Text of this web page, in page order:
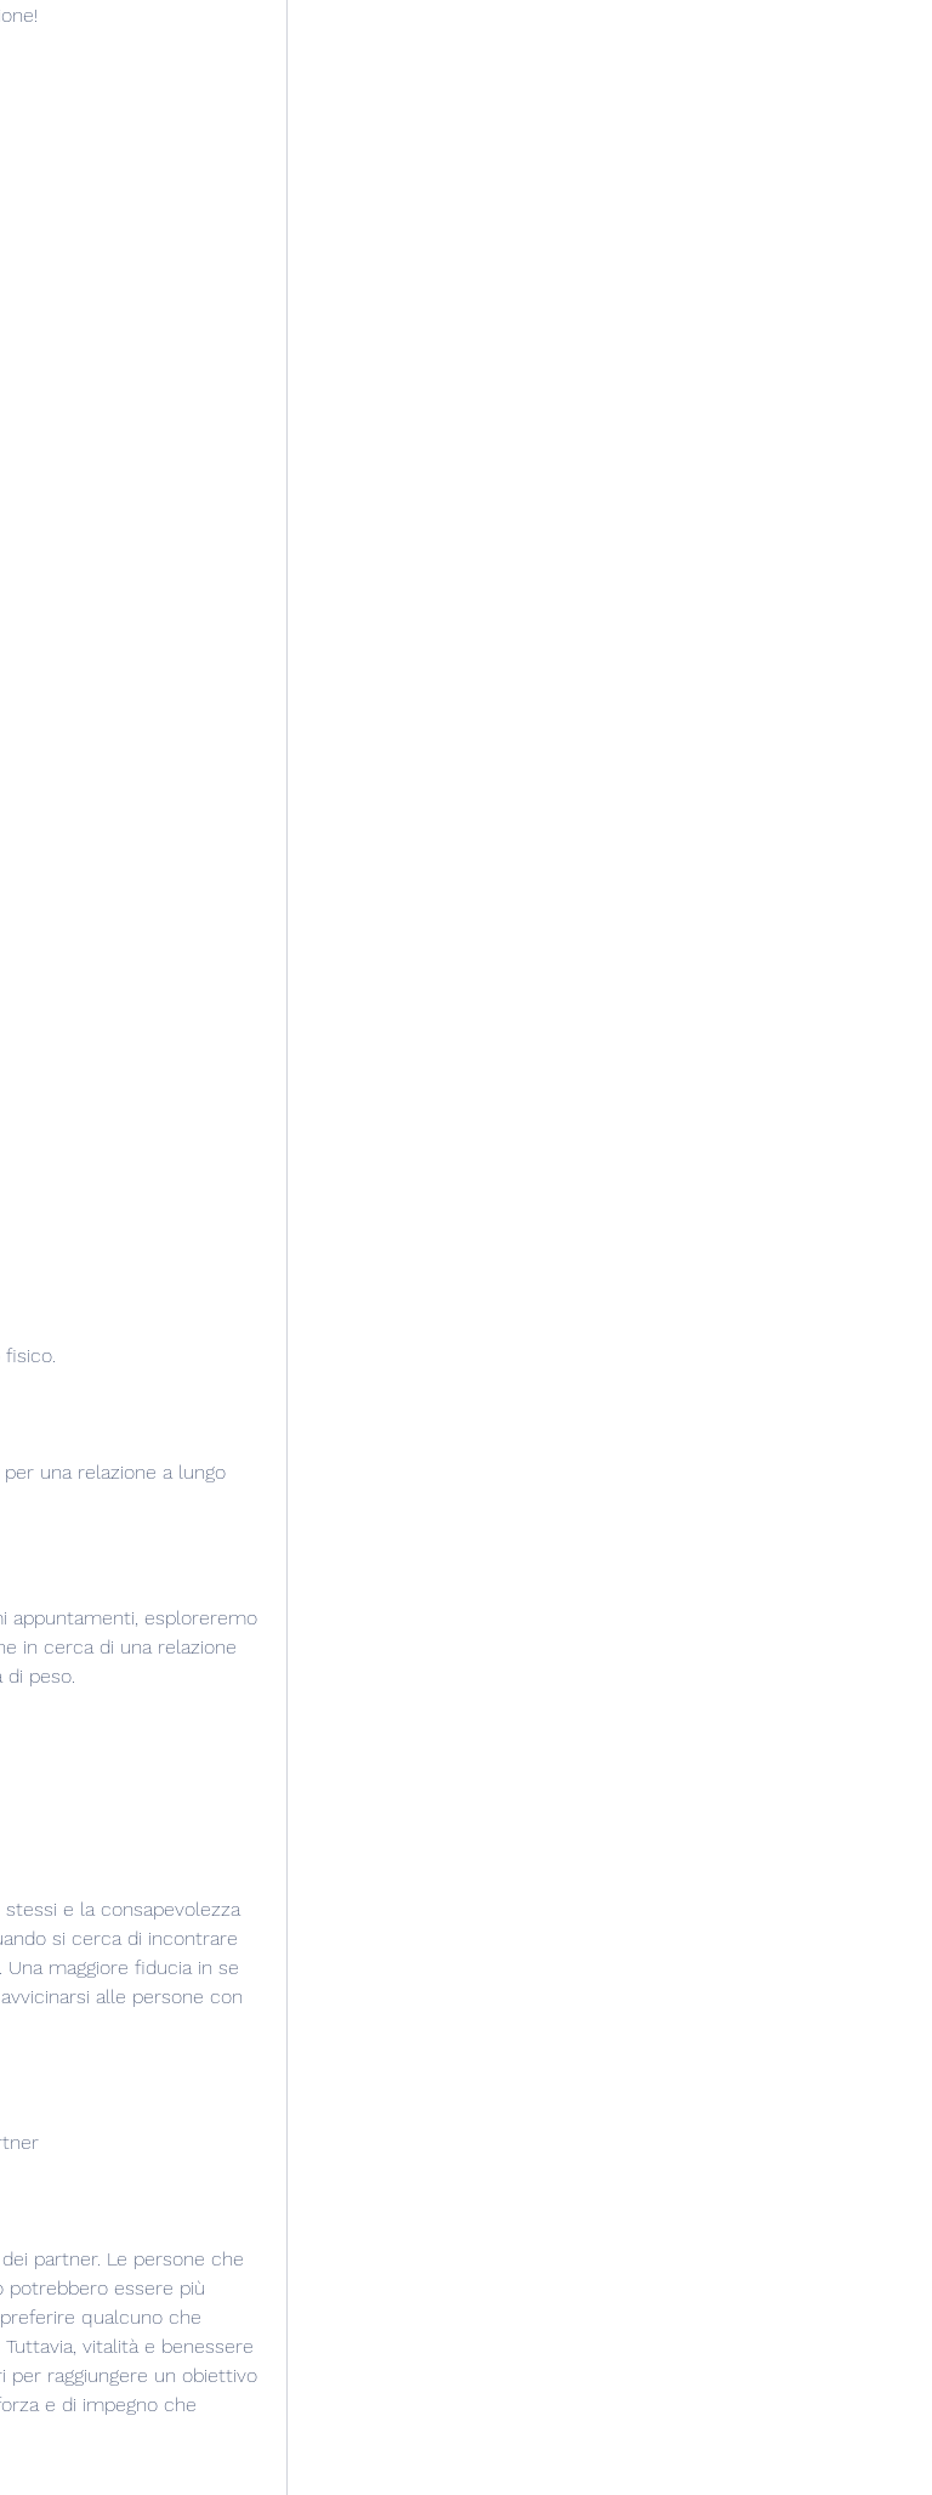
una relazione a lungo
appuntamenti, esploreremo
in cerca di una relazione
peso.
e la consapevolezza
si cerca di incontrare
maggiore fiducia in se
alle persone con
partner. Le persone che
potrebbero essere più
qualcuno che
vitalità e benessere
per raggiungere un obiettivo
e di impegno che